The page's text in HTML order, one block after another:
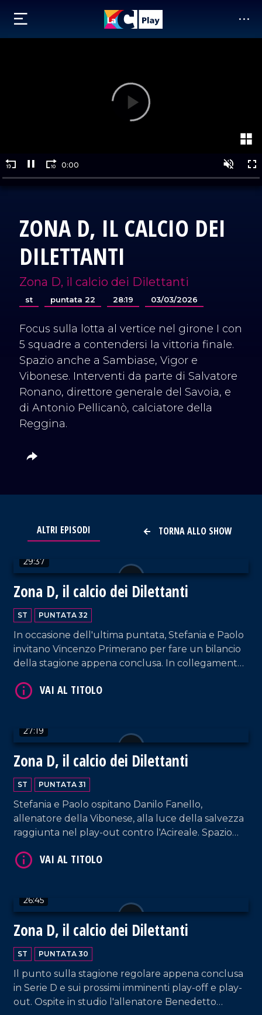
ZONA D, IL CALCIO DEI
DILETTANTI
Zona D, il calcio dei Dilettanti
st puntata 22 28:19 03/03/2026
Focus sulla lotta al vertice nel girone I con
5 squadre a contendersi la vittoria finale.
Spazio anche a Sambiase, Vigor e
Vibonese. Interventi da parte di Salvatore
Ronano, direttore generale del Savoia, e
di Antonio Pellicanò, calciatore della
Reggina.
TORNA ALLO SHOW
ALTRI EPISODI
29:37
Zona D, il calcio dei Dilettanti
ST PUNTATA 32
In occasione dell'ultima puntata, Stefania e Paolo
invitano Vincenzo Primerano per fare un bilancio
della stagione appena conclusa. In collegamento,
di promozione in serie D e vincitore anche della
VAI AL TITOLO
27:19
Zona D, il calcio dei Dilettanti
ST PUNTATA 31
Stefania e Paolo ospitano Danilo Fanello,
allenatore della Vibonese, alla luce della salvezza
raggiunta nel play-out contro l'Acireale. Spazio
Club Palermo e vola in finale contro la Nissa.
VAI AL TITOLO
26:45
Zona D, il calcio dei Dilettanti
ST PUNTATA 30
Il punto sulla stagione regolare appena conclusa
in Serie D e sui prossimi imminenti play-off e play-
out. Ospite in studio l'allenatore Benedetto
VAI AL TITOLO
VAI AL TITOLO